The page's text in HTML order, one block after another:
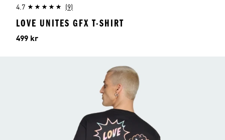
4.7 (9)
LOVE UNITES GFX T-SHIRT
Pris
499 kr